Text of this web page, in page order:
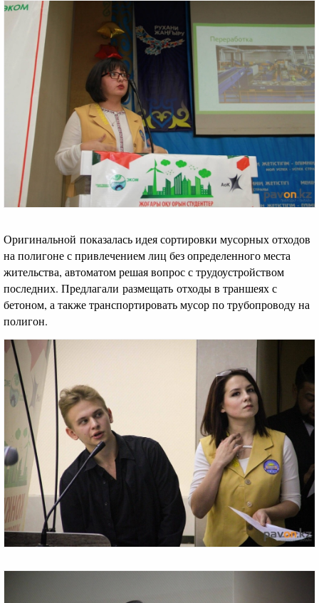
Оригинальной показалась идея сортировки мусорных отходов
на полигоне с привлечением лиц без определенного места
жительства, автоматом решая вопрос с трудоустройством
последних. Предлагали размещать отходы в траншеях с
бетоном, а также транспортировать мусор по трубопроводу на
полигон.